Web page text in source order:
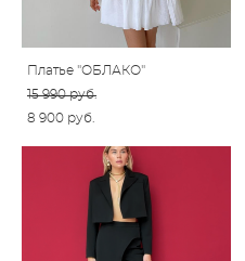
Платье "ОБЛАКО"
15 990 pуб.
8 900 pуб.